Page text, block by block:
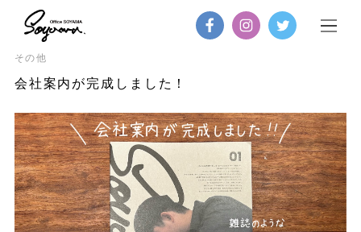
その他
会社案内が完成しました！